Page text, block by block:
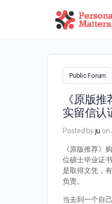
Public Forum
《原版
实留信认
Posted byju on
《原版推荐》
位硕士毕业证
是取得文凭，
负责。
当去到一个自